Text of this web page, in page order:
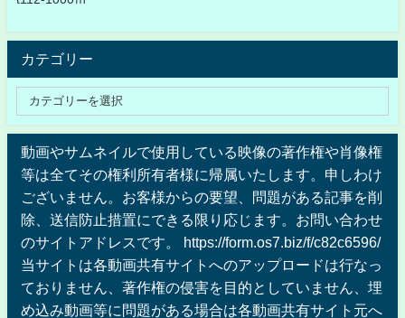
カテゴリー
動画やサムネイルで使用している映像の著作権や肖像権
等は全てその権利所有者様に帰属いたします。申しわけ
ございません。お客様からの要望、問題がある記事を削
除、送信防止措置にできる限り応じます。お問い合わせ
のサイトアドレスです。 https://form.os7.biz/f/c82c6596/
当サイトは各動画共有サイトへのアップロードは行なっ
ておりません、著作権の侵害を目的としていません、埋
め込み動画等に問題がある場合は各動画共有サイト元へ